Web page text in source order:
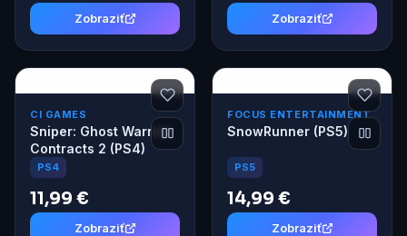
Zobraziť Zobraziť
CI GAMES
Sniper: Ghost Warrior
Contracts 2 (PS4)
PS4
11,99 €
Zobraziť
FOCUS ENTERTAINMENT
SnowRunner (PS5)
PS5
14,99 €
Zobraziť